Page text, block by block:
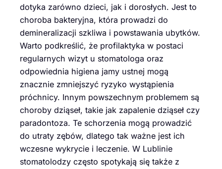
dotyka zarówno dzieci, jak i dorosłych. Jest to
choroba bakteryjna, która prowadzi do
demineralizacji szkliwa i powstawania ubytków.
Warto podkreślić, że profilaktyka w postaci
regularnych wizyt u stomatologa oraz
odpowiednia higiena jamy ustnej mogą
znacznie zmniejszyć ryzyko wystąpienia
próchnicy. Innym powszechnym problemem są
choroby dziąseł, takie jak zapalenie dziąseł czy
paradontoza. Te schorzenia mogą prowadzić
do utraty zębów, dlatego tak ważne jest ich
wczesne wykrycie i leczenie. W Lublinie
stomatolodzy często spotykają się także z